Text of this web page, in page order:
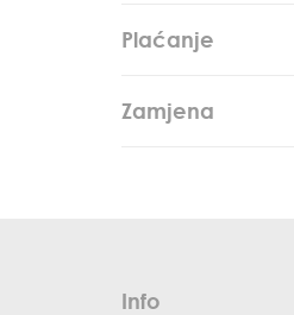
Plaćanje
Zamjena
Info